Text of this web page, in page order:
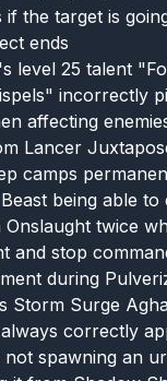
if the target is
ends
level 25 talent
incorrectly
affecting
Lancer
camps
being able to
Onslaught twice
and stop
during
Storm Surge
correctly
not spawning an